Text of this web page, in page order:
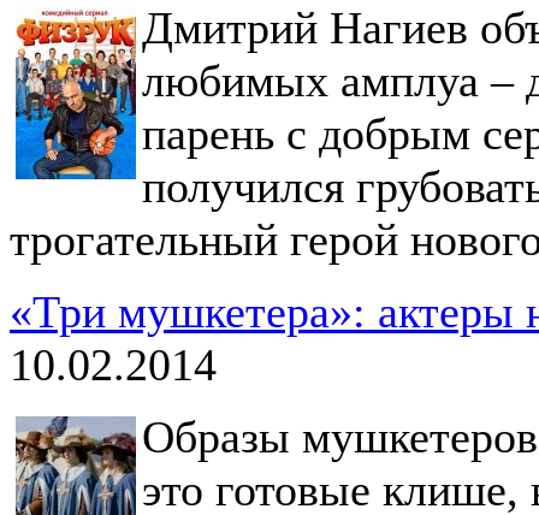
Дмитрий Нагиев
любимых амплуа –
парень с добрым
получился
трогательный герой
«Три мушкетера»: актеры
10.02.2014
Образы
это готовые клише,